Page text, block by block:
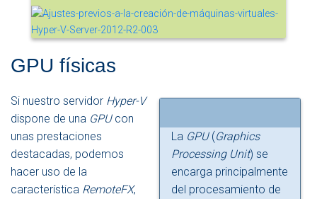
GPU físicas
La GPU(Graphics
Processing Unit) se
encarga principalmente
del procesamiento de
Si nuestro servidor Hyper-V
dispone de una GPUcon
unas prestaciones
destacadas, podemos
hacer uso de la
característica RemoteFX,